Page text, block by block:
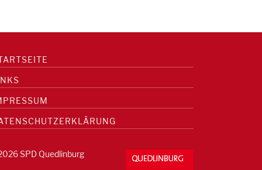
SPD Quedlinburg